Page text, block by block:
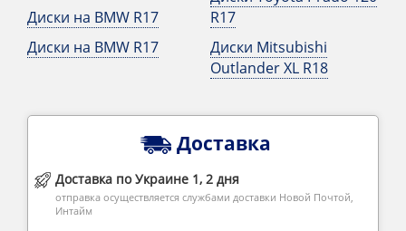
Диски на BMW R17
Диски на BMW R17
R17
Диски Mitsubishi
Outlander XL R18
Доставка
Доставка по Украине 1, 2 дня
отправка осуществляется службами доставки Новой Почтой,
Интайм